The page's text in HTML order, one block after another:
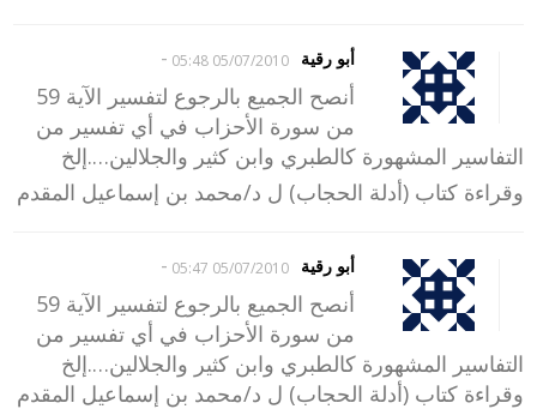
أبو رقية 05/07/2010 05:48
-
أنصح الجميع بالرجوع لتفسير الآية 59
من سورة الأحزاب في أي تفسير من
التفاسير المشهورة كالطبري وابن كثير والجلالين….إلخ
وقراءة كتاب (أدلة الحجاب) ل د/محمد بن إسماعيل المقدم
أبو رقية 05/07/2010 05:47
-
أنصح الجميع بالرجوع لتفسير الآية 59
من سورة الأحزاب في أي تفسير من
التفاسير المشهورة كالطبري وابن كثير والجلالين….إلخ
وقراءة كتاب (أدلة الحجاب) ل د/محمد بن إسماعيل المقدم